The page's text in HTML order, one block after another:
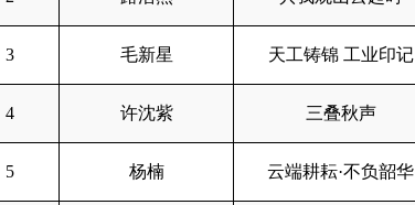
3 毛新星 天工铸锦 工业印记
4 许沈紫 三叠秋声
5 杨楠 云端耕耘·不负韶华